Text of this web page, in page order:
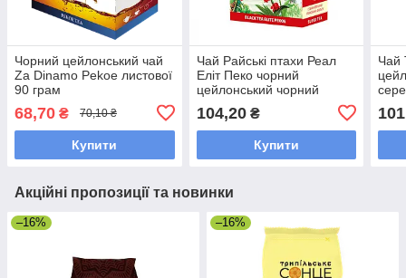
Чорний цейлонський чай
Za Dinamo Pekoe листової
90 грам
68,70 ₴ 70,10 ₴
Купити
Чай Райські птахи Реал
Еліт Пеко чорний
цейлонський чорний
грам
104,20₴
Купити
Чай
Акційні пропозиції та новинки
–16% –16%